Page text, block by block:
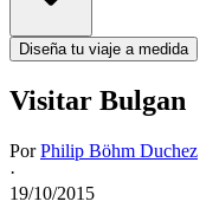
Diseña tu viaje a medida
Visitar Bulgan
PorPhilip Böhm Duchez
·
19/10/2015